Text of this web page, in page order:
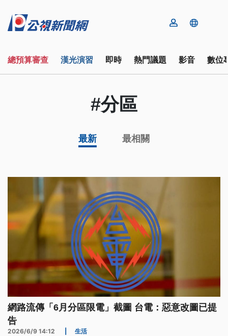
總預算審查 漢光演習 即時 熱門議題 影音 數位
#分區
最新 最相關
網路流傳「6月分區限電」截圖 台電：惡意改圖已提
告
2026/6/9 14:12 生活